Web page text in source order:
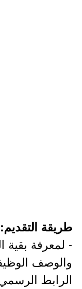
طريقة التقديم:
- لمعرفة بقية
والوصف
الرابط